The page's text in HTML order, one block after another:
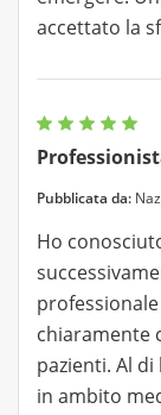
accettato la
Pubblicata da:
Ho
chiaramente
pazienti. Al
in ambito